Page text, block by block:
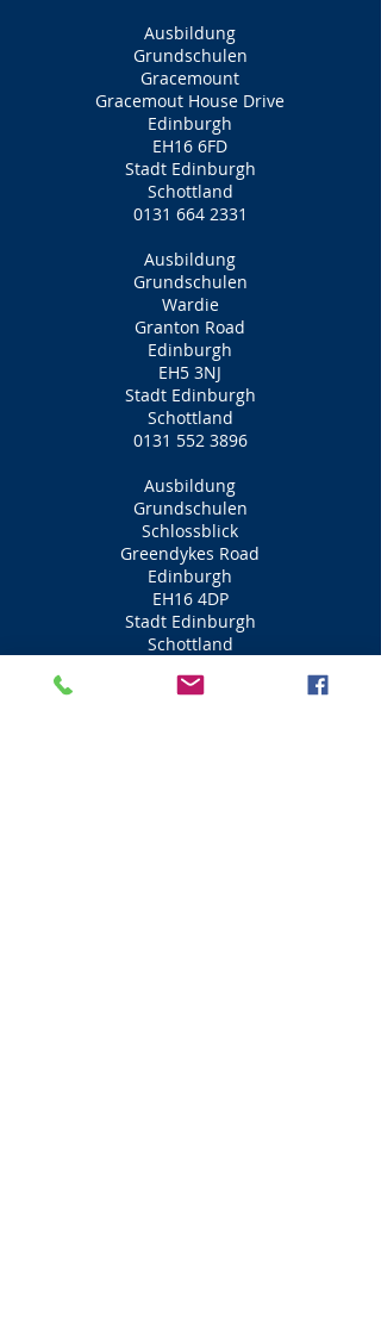
Ausbildung
Grundschulen
Gracemount
Gracemout House Drive
Edinburgh
EH16 6FD
Stadt Edinburgh
Schottland
0131 664 2331
Ausbildung
Grundschulen
Wardie
Granton Road
Edinburgh
EH5 3NJ
Stadt Edinburgh
Schottland
0131 552 3896
Ausbildung
Grundschulen
Schlossblick
Greendykes Road
Edinburgh
EH16 4DP
Stadt Edinburgh
Schottland